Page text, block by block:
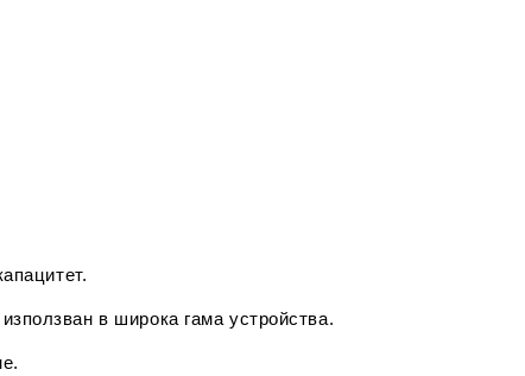
в широка гама устройства.